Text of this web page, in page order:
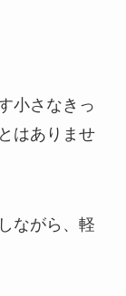
小さなきっ
はありませ
ながら、軽